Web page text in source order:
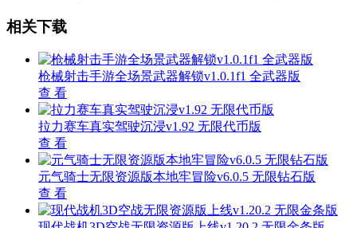
相关下载
枪械射击手游全场景武器解锁v1.0.1f1 全武器版
查 看
拉力赛车真实驾驶沉浸v1.92 无限代币版
查 看
元气骑士无限资源版本地牢冒险v6.0.5 无限钻石版
查 看